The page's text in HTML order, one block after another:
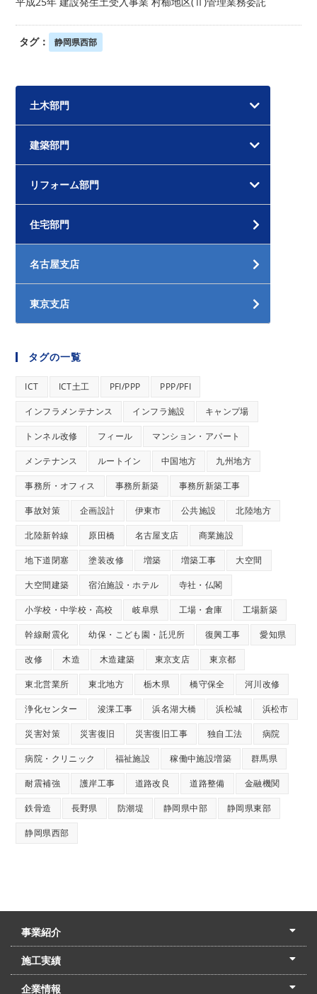
タグ： 静岡県西部
土木部門
建築部門
リフォーム部門
住宅部門
名古屋支店
東京支店
タグの一覧
ICT ICT土工 PFI/PPP PPP/PFI
インフラメンテナンス インフラ施設 キャンプ場
トンネル改修 フィール マンション・アパート
メンテナンス ルートイン 中国地方 九州地方
事務所・オフィス 事務所新築 事務所新築工事
事故対策 企画設計 伊東市 公共施設 北陸地方
北陸新幹線 原田橋 名古屋支店 商業施設
地下道閉塞 塗装改修 増築 増築工事 大空間
大空間建築 宿泊施設・ホテル 寺社・仏閣
小学校・中学校・高校 岐阜県 工場・倉庫 工場新築
幹線耐震化 幼保・こども園・託児所 復興工事 愛知県
改修 木造 木造建築 東京支店 東京都
東北営業所 東北地方 栃木県 橋守保全 河川改修
浄化センター 浚渫工事 浜名湖大橋 浜松城 浜松市
災害対策 災害復旧 災害復旧工事 独自工法 病院
病院・クリニック 福祉施設 稼働中施設増築 群馬県
耐震補強 護岸工事 道路改良 道路整備 金融機関
鉄骨造 長野県 防潮堤 静岡県中部 静岡県東部
静岡県西部
事業紹介
土木本部
建築本部
PPP・PFI
リフォーム・リノベーション
中村建設の家
施工実績
土木部門
建築部門
リフォーム部門
住宅部門
名古屋支店
東京支店
企業情報